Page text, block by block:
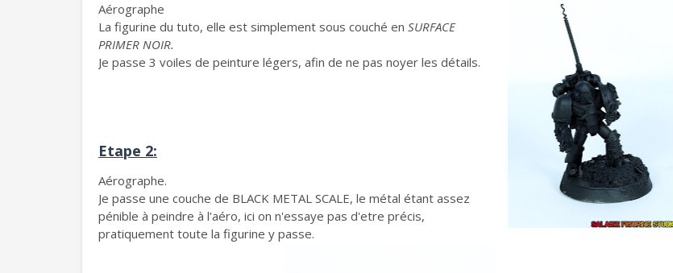
Aérographe
La figurine du tuto, elle est simplement sous couché en SURFACE
PRIMER NOIR.
Je passe 3 voiles de peinture légers, afin de ne pas noyer les détails.
Etape 2:
Aérographe.
Je passe une couche de BLACK METAL SCALE, le métal étant assez
pénible à peindre à l'aéro, ici on n'essaye pas d'etre précis,
pratiquement toute la figurine y passe.